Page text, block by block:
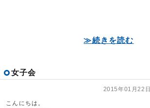
≫続きを読む
女子会
2015年01月22日
こんにちは。